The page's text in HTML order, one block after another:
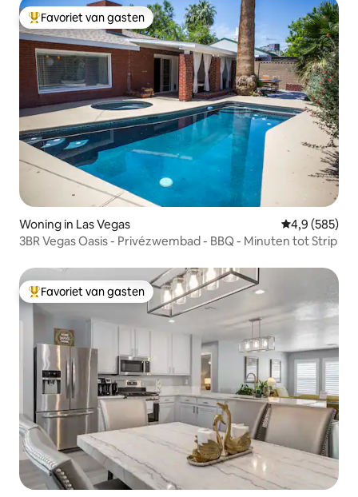
Topfavoriet van gasten
Favoriet van gasten
Woning in Las Vegas Gemiddelde
4,9 (585)
3BR Vegas Oasis - Privézwembad - BBQ - Minuten tot Strip
Topfavoriet van gasten
Favoriet van gasten